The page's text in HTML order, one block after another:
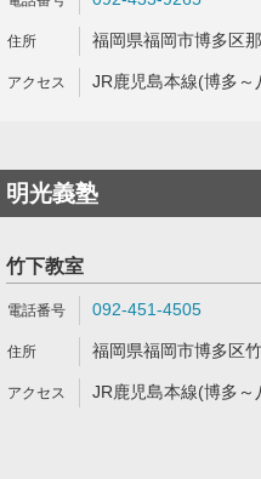
福岡県福岡市博多区
JR鹿児島本線(博多
明光義塾
竹下教室
092-451-4505
福岡県福岡市博多区
JR鹿児島本線(博多